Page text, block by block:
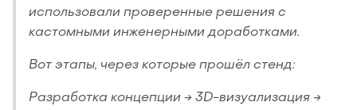
использовали проверенные решения с
кастомными инженерными доработками.
Вот этапы, через которые прошёл стенд:
Разработка концепции → 3D-визуализация →